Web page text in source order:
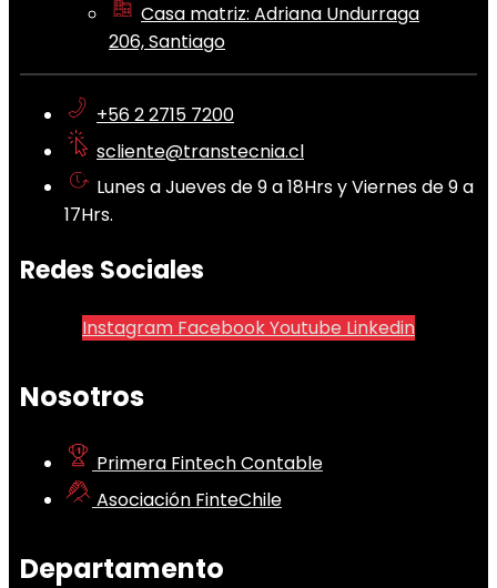
Casa matriz: Adriana Undurraga
206, Santiago
+56 2 2715 7200
scliente@transtecnia.cl
Lunes a Jueves de 9 a 18Hrs y Viernes de 9 a
17Hrs.
Redes Sociales
Instagram FacebookYoutube Linkedin
Nosotros
Primera Fintech Contable
Asociación FinteChile
Departamento